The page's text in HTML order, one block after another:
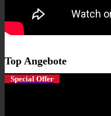
Top Angebote
Special Offer